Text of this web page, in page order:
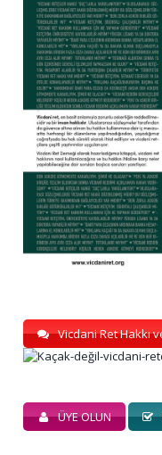
Vicdani Ret Hakkı
ÜYE OLUN